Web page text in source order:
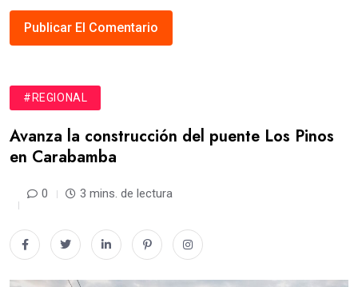
#REGIONAL
Avanza la construcción del puente Los Pinos
en Carabamba
0 3 mins. de lectura